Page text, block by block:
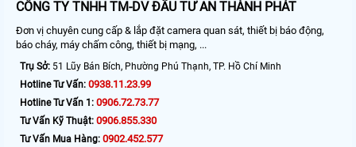
CÔNG TY TNHH TM-DV ĐẦU TƯ AN THÀNH PHÁT
Đơn vị chuyên cung cấp & lắp đặt camera quan sát, thiết bị báo động,
báo cháy, máy chấm công, thiết bị mạng, ...
Trụ Sở: 51 Lũy Bán Bích, Phường Phú Thạnh, TP. Hồ Chí Minh
Hotline Tư Vấn: 0938.11.23.99
Hotline Tư Vấn 1: 0906.72.73.77
Tư Vấn Kỹ Thuật: 0906.855.330
Tư Vấn Mua Hàng: 0902.452.577